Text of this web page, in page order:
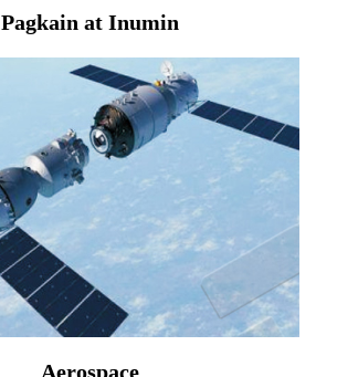
Pagkain at Inumin
Aerospace